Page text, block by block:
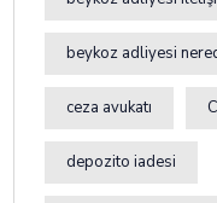
beykoz adliyesi
ceza avukatı
depozito iadesi